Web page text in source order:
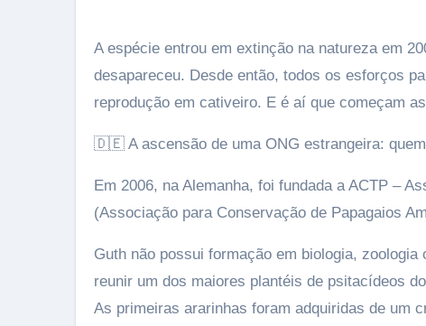
A espécie entrou em extinção na natureza em
desapareceu. Desde então, todos os esforços
reprodução em cativeiro. E é aí que começam
🇩🇪 A ascensão de uma ONG estrangeira:
Em 2006, na Alemanha, foi fundada a ACTP –
(Associação para Conservação de Papagaios
Guth não possui formação em biologia,
reunir um dos maiores plantéis de psitacídeos
As primeiras ararinhas foram adquiridas de um